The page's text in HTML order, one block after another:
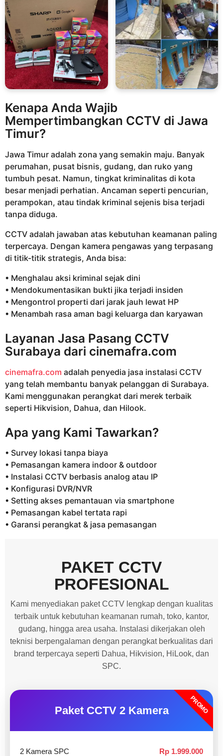
Kenapa Anda Wajib
Mempertimbangkan CCTV di Jawa
Timur?
Jawa Timur adalah zona yang semakin maju. Banyak
perumahan, pusat bisnis, gudang, dan ruko yang
tumbuh pesat. Namun, tingkat kriminalitas di kota
besar menjadi perhatian. Ancaman seperti pencurian,
perampokan, atau tindak kriminal sejenis bisa terjadi
tanpa diduga.
CCTV adalah jawaban atas kebutuhan keamanan paling
terpercaya. Dengan kamera pengawas yang terpasang
di titik-titik strategis, Anda bisa:
• Menghalau aksi kriminal sejak dini
• Mendokumentasikan bukti jika terjadi insiden
• Mengontrol properti dari jarak jauh lewat HP
• Menambah rasa aman bagi keluarga dan karyawan
Layanan Jasa Pasang CCTV
Surabaya dari cinemafra.com
cinemafra.com adalah penyedia jasa instalasi CCTV
yang telah membantu banyak pelanggan di Surabaya.
Kami menggunakan perangkat dari merek terbaik
seperti Hikvision, Dahua, dan Hilook.
Apa yang Kami Tawarkan?
• Survey lokasi tanpa biaya
• Pemasangan kamera indoor & outdoor
• Instalasi CCTV berbasis analog atau IP
• Konfigurasi DVR/NVR
• Setting akses pemantauan via smartphone
• Pemasangan kabel tertata rapi
• Garansi perangkat & jasa pemasangan
PAKET CCTV
PROFESIONAL
Kami menyediakan paket CCTV lengkap dengan kualitas
terbaik untuk kebutuhan keamanan rumah, toko, kantor,
gudang, hingga area usaha. Instalasi dikerjakan oleh
teknisi berpengalaman dengan perangkat berkualitas dari
brand terpercaya seperti Dahua, Hikvision, HiLook, dan
SPC.
PROMO
Paket CCTV 2 Kamera
2 Kamera SPC Rp 1.999.000